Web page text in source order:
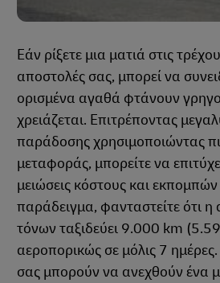
Εάν ρίξετε μια ματιά στις
αποστολές σας, μπορεί να
ορισμένα αγαθά φτάνουν
χρειάζεται. Επιτρέποντας
παράδοσης χρησιμοποιώντας
μεταφοράς, μπορείτε να
μειώσεις κόστους και
παράδειγμα, φανταστείτε ότι
τόνων ταξιδεύει 9.000 km
αεροπορικώς σε μόλις 7
σας μπορούν να ανεχθούν ένα